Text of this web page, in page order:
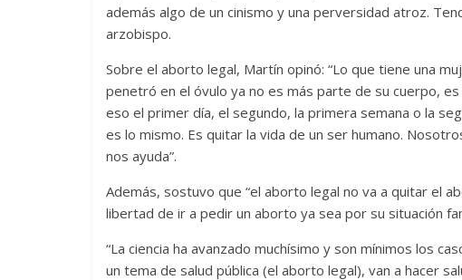
además algo de un cinismo y una perversidad atroz.
arzobispo.
Sobre el aborto legal, Martín opinó: “Lo que tiene una
penetró en el óvulo ya no es más parte de su cuerpo,
eso el primer día, el segundo, la primera semana o la
es lo mismo. Es quitar la vida de un ser humano.
nos ayuda”.
Además, sostuvo que “el aborto legal no va a quitar el
libertad de ir a pedir un aborto ya sea por su situación
“La ciencia ha avanzado muchísimo y son mínimos los
un tema de salud pública (el aborto legal), van a hacer